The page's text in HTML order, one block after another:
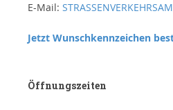
E-Mail:
Jetzt Wunschkennzeichen
Öffnungszeiten